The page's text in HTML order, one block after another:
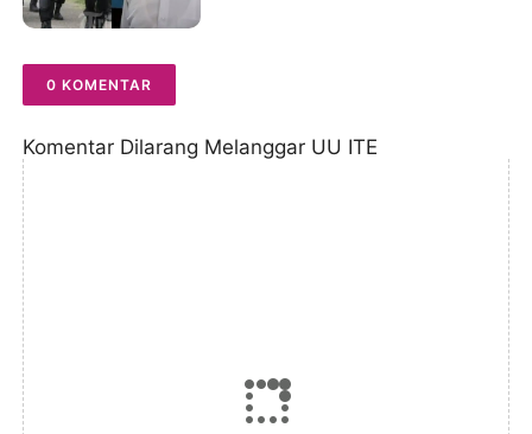
0 KOMENTAR
Komentar Dilarang Melanggar UU ITE